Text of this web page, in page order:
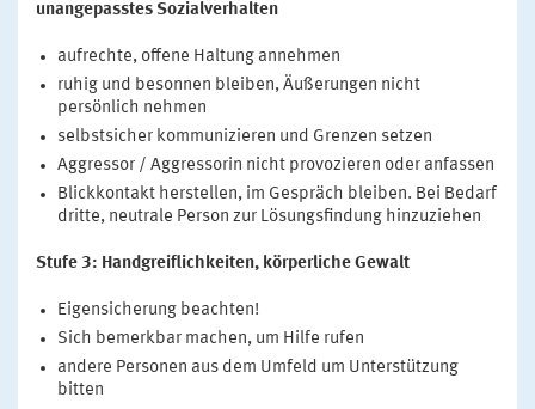
unangepasstes Sozialverhalten
aufrechte, offene Haltung annehmen
ruhig und besonnen bleiben, Äußerungen nicht
persönlich nehmen
selbstsicher kommunizieren und Grenzen setzen
Aggressor / Aggressorin nicht provozieren oder anfassen
Blickkontakt herstellen, im Gespräch bleiben. Bei Bedarf
dritte, neutrale Person zur Lösungsfindung hinzuziehen
Stufe 3: Handgreiflichkeiten, körperliche Gewalt
Eigensicherung beachten!
Sich bemerkbar machen, um Hilfe rufen
andere Personen aus dem Umfeld um Unterstützung
bitten